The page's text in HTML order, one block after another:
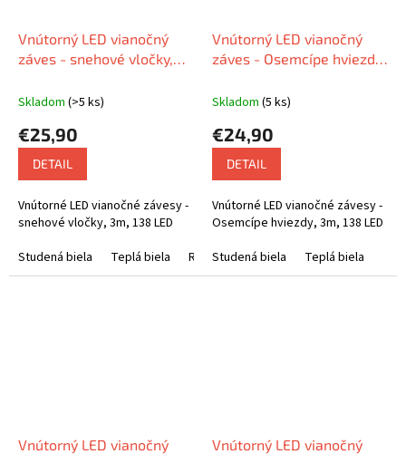
Vnútorný LED vianočný
záves - snehové vločky,
na výber
Skladom (>5 ks)
€25,90
DETAIL
Vnútorné LED vianočné závesy -
snehové vločky, 3m, 138 LED
Studená biela
Teplá biela Rôznofarebná
Vnútorný LED vianočný
záves - Osemcípe hviezdy
na výber
Skladom (5 ks)
€24,90
DETAIL
Vnútorné LED vianočné závesy -
Osemcípe hviezdy, 3m, 138 LED
Studená biela
Teplá biela
Vnútorný LED vianočný
Vnútorný LED vianočný